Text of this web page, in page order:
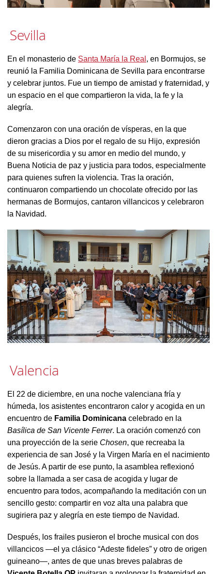
Sevilla
En el monasterio de Santa María la Real , en Bormujos, se
reunió la Familia Dominicana de Sevilla para encontrarse
y celebrar juntos. Fue un tiempo de amistad y fraternidad, y
un espacio en el que compartieron la vida, la fe y la
alegría.
Comenzaron con una oración de vísperas, en la que
dieron gracias a Dios por el regalo de su Hijo, expresión
de su misericordia y su amor en medio del mundo, y
Buena Noticia de paz y justicia para todos, especialmente
para quienes sufren la violencia. Tras la oración,
continuaron compartiendo un chocolate ofrecido por las
hermanas de Bormujos, cantaron villancicos y celebraron
la Navidad.
Valencia
El 22 de diciembre, en una noche valenciana fría y
húmeda, los asistentes encontraron calor y acogida en un
encuentro de Familia Dominicana celebrado en la
Basílica de San Vicente Ferrer. La oración comenzó con
una proyección de la serie Chosen, que recreaba la
experiencia de san José y la Virgen María en el nacimiento
de Jesús. A partir de ese punto, la asamblea reflexionó
sobre la llamada a ser casa de acogida y lugar de
encuentro para todos, acompañando la meditación con un
sencillo gesto: compartir en voz alta una palabra que
sugiriera paz y alegría en este tiempo de Navidad.
Después, los frailes pusieron el broche musical con dos
villancicos —el ya clásico “Adeste fideles” y otro de origen
guineano—, antes de que unas breves palabras de